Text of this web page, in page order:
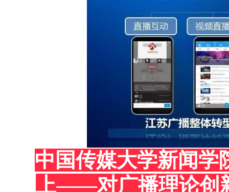
中国传媒大学新闻学
上——对广播理论创